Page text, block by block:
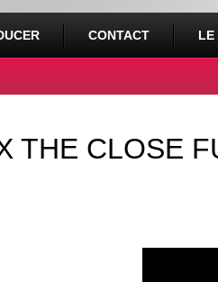
CONTACT LE
THE CLOSE